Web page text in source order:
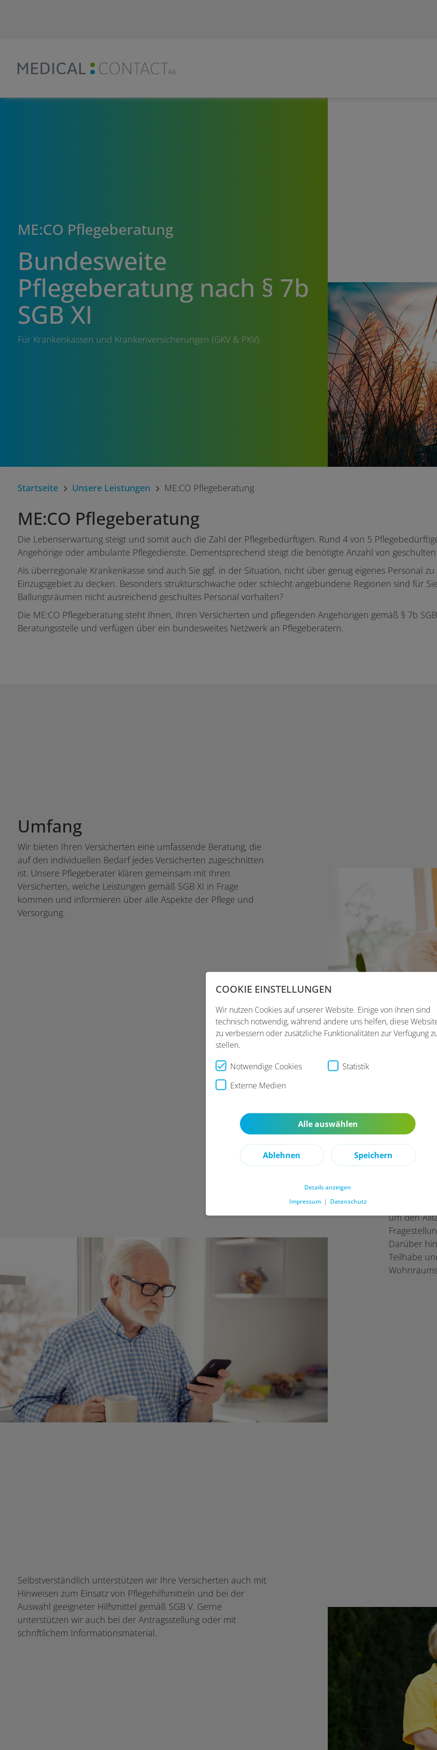
ME:CO Pflegeberatung
Bundesweite
Pflegeberatung nach § 7b
SGB XI
Für Krankenkassen und Krankenversicherungen (GKV & PKV).
Startseite Unsere Leistungen ME:CO Pflegeberatung
ME:CO Pflegeberatung
Die Lebenserwartung steigt und somit auch die Zahl der Pflegebedürftigen. Rund 4 von 5
Angehörige oder ambulante Pflegedienste. Dementsprechend steigt die benötigte Anzahl von
Als überregionale Krankenkasse sind auch Sie ggf. in der Situation, nicht über genug eigenes Personal
Einzugsgebiet zu decken. Besonders strukturschwache oder schlecht angebundene Regionen sind für
Ballungsräumen nicht ausreichend geschultes Personal vorhalten?
Die ME:CO Pflegeberatung steht Ihnen, Ihren Versicherten und pflegenden Angehörigen gemäß § 7b
Beratungsstelle und verfügen über ein bundesweites Netzwerk an Pflegeberatern.
Umfang
Wir bieten Ihren Versicherten eine umfassende Beratung, die
auf den individuellen Bedarf jedes Versicherten zugeschnitten
ist. Unsere Pflegeberater klären gemeinsam mit Ihren
Versicherten, welche Leistungen gemäß SGB XI in Frage
kommen und informieren über alle Aspekte der Pflege und
Versorgung.
um den
Darüber
Teilhabe
Selbstverständlich unterstützen wir Ihre Versicherten auch mit
Hinweisen zum Einsatz von Pflegehilfsmitteln und bei der
Auswahl geeigneter Hilfsmittel gemäß SGB V. Gerne
unterstützen wir auch bei der Antragsstellung oder mit
schriftlichem Informationsmaterial.
COOKIE EINSTELLUNGEN
Wir nutzen Cookies auf unserer Website. Einige von ihnen sind
technisch notwendig, während andere uns helfen, diese
zu verbessern oder zusätzliche Funktionalitäten zur Verfügung
stellen.
Notwendige Cookies
Statistik
Externe Medien
Alle auswählen
Ablehnen Speichern
Details anzeigen
Impressum | Datenschutz